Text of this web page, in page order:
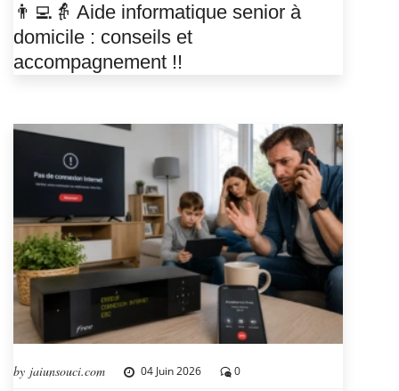
👨‍💻👵 Aide informatique senior à
domicile : conseils et
accompagnement !!
by jaiunsouci.com 04 Juin 2026 0